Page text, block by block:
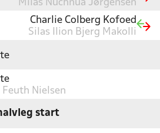
Milas Nuchnua Jørgensen
Charlie Colberg Kofoed
Silas Ilion Bjerg Makolli
Nielsen
start